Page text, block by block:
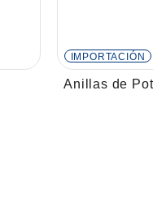
IMPORTACIÓN
Anillas de